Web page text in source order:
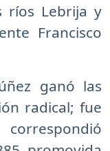
ríos Lebrija y
Francisco
ganó las
radical; fue